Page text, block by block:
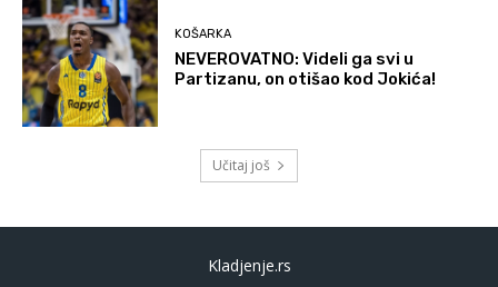
KOŠARKA
NEVEROVATNO: Videli ga svi u
Partizanu, on otišao kod Jokića!
Učitaj još
Kladjenje.rs